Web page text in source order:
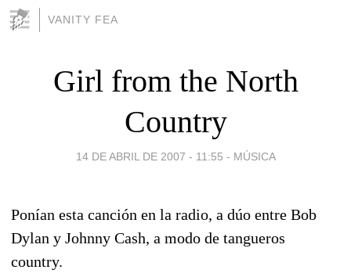
VANITY FEA
Girl from the North
Country
14 DE ABRIL DE 2007 - 11:55 - MÚSICA
Ponían esta canción en la radio, a dúo entre Bob
Dylan y Johnny Cash, a modo de tangueros
country.